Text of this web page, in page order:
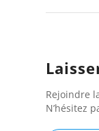
Rejoindre
N’hésitez